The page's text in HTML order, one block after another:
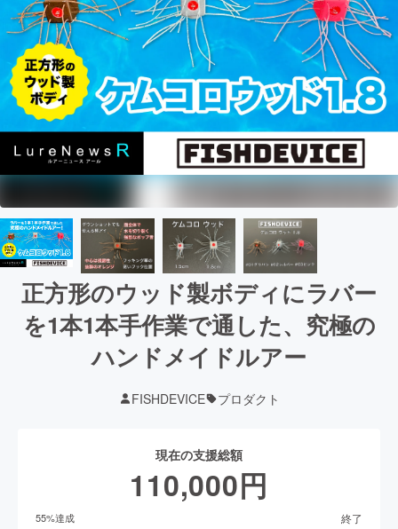
正方形のウッド製ボディにラバー
を1本1本手作業で通した、究極の
ハンドメイドルアー
FISHDEVICE プロダクト
現在の支援総額
110,000円
55%達成 終了